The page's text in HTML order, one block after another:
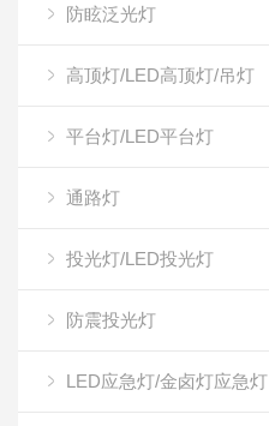
防眩泛光灯
高顶灯/LED高顶灯/吊灯
平台灯/LED平台灯
通路灯
投光灯/LED投光灯
防震投光灯
LED应急灯/金卤灯应急灯